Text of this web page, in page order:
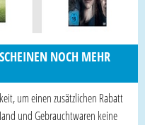
NOCH MEHR
um einen zusätzlichen Rabatt
und Gebrauchtwaren keine